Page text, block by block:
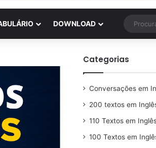
DOWNLOAD
Categorias
Conversações em
200 textos em
110 Textos em
100 Textos em